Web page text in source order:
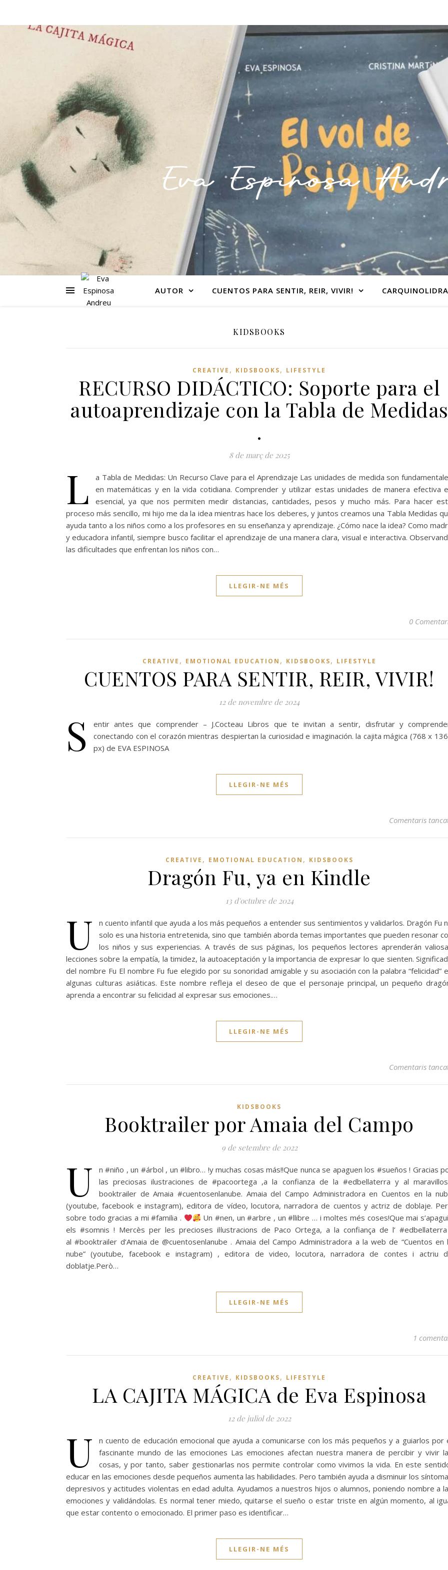
Live needs more dreamers and a little bit of colors
AUTOR CUENTOS PARA SENTIR, REIR, VIVIR!
KIDSBOOKS
CREATIVE , KIDSBOOKS, LIFESTYLE
RECURSO DIDÁCTICO: Soporte para el
autoaprendizaje con la Tabla de Medidas
.
8 de març de 2025
L
a Tabla de Medidas: Un Recurso Clave para el Aprendizaje Las unidades de medida son
en matemáticas y en la vida cotidiana. Comprender y utilizar estas unidades de manera efectiva
esencial, ya que nos permiten medir distancias, cantidades, pesos y mucho más. Para hacer
proceso más sencillo, mi hijo me da la idea mientras hace los deberes, y juntos creamos una Tabla Medidas
ayuda tanto a los niños como a los profesores en su enseñanza y aprendizaje. ¿Cómo nace la idea? Como
y educadora infantil, siempre busco facilitar el aprendizaje de una manera clara, visual e interactiva.
las dificultades que enfrentan los niños con…
LLEGIR-NE MÉS
0
CREATIVE , EMOTIONAL EDUCATION , KIDSBOOKS, LIFESTYLE
CUENTOS PARA SENTIR, REIR, VIVIR!
12 de novembre de 2024
S
entir antes que comprender – J.Cocteau Libros que te invitan a sentir, disfrutar y
conectando con el corazón mientras despiertan la curiosidad e imaginación. la cajita mágica (768 x
px) de EVA ESPINOSA
LLEGIR-NE MÉS
Comentaris
CREATIVE , EMOTIONAL EDUCATION , KIDSBOOKS
Dragón Fu, ya en Kindle
13 d'octubre de 2024
U
n cuento infantil que ayuda a los más pequeños a entender sus sentimientos y validarlos. Dragón Fu
solo es una historia entretenida, sino que también aborda temas importantes que pueden resonar
los niños y sus experiencias. A través de sus páginas, los pequeños lectores aprenderán
lecciones sobre la empatía, la timidez, la autoaceptación y la importancia de expresar lo que sienten.
del nombre Fu El nombre Fu fue elegido por su sonoridad amigable y su asociación con la palabra “felicidad”
algunas culturas asiáticas. Este nombre refleja el deseo de que el personaje principal, un pequeño
aprenda a encontrar su felicidad al expresar sus emociones.…
LLEGIR-NE MÉS
Comentaris
KIDSBOOKS
Booktrailer por Amaia del Campo
9 de setembre de 2022
U
n #niño , un #árbol , un #libro… !y muchas cosas más!!Que nunca se apaguen los #sueños ! Gracias
las preciosas ilustraciones de #pacoortega ,a la confianza de la #edbellaterra y al
booktrailer de Amaia #cuentosenlanube. Amaia del Campo Administradora en Cuentos en la
(youtube, facebook e instagram), editora de vídeo, locutora, narradora de cuentos y actriz de doblaje.
sobre todo gracias a mi #familia .
Un #nen, un #arbre , un #llibre … i moltes més coses!Que mai
els #somnis ! Mercès per les precioses il·lustracions de Paco Ortega, a la confiança de l’
al #booktrailer d’Amaia de @cuentosenlanube . Amaia del Campo Administradora a la web de “Cuentos en
nube” (youtube, facebook e instagram) , editora de video, locutora, narradora de contes i actriu
doblatje.Però…
LLEGIR-NE MÉS
1
CREATIVE , KIDSBOOKS, LIFESTYLE
LA CAJITA MÁGICA de Eva Espinosa
12 de juliol de 2022
U
n cuento de educación emocional que ayuda a comunicarse con los más pequeños y a guiarlos por
fascinante mundo de las emociones Las emociones afectan nuestra manera de percibir y vivir
cosas, y por tanto, saber gestionarlas nos permite controlar como vivimos la vida. En este
educar en las emociones desde pequeños aumenta las habilidades. Pero también ayuda a disminuir los
depresivos y actitudes violentas en edad adulta. Ayudamos a nuestros hijos o alumnos, poniendo nombre a
emociones y validándolas. Es normal tener miedo, quitarse el sueño o estar triste en algún momento, al
que estar contento o emocionado. El primer paso es identificar…
LLEGIR-NE MÉS